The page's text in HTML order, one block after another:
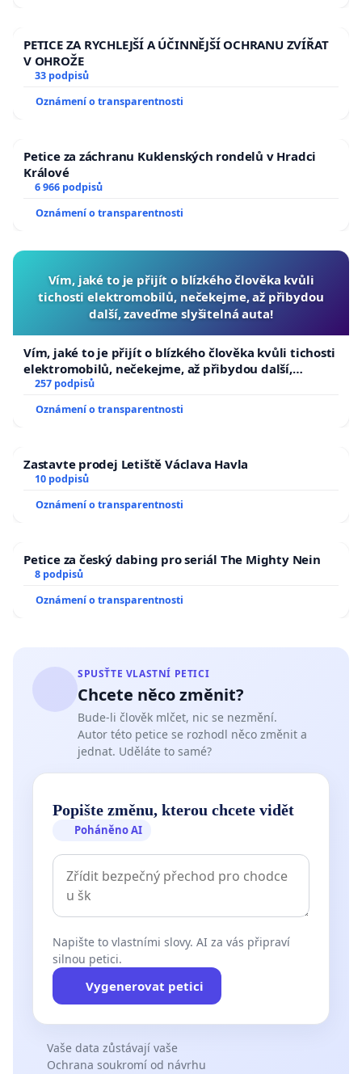
PETICE ZA RYCHLEJŠÍ A ÚČINNĚJŠÍ OCHRANU ZVÍŘAT
V OHROŽE
33 podpisů
Oznámení o transparentnosti
Petice za záchranu Kuklenských rondelů v Hradci
Králové
6 966 podpisů
Oznámení o transparentnosti
Vím, jaké to je přijít o blízkého člověka kvůli
tichosti elektromobilů, nečekejme, až přibydou
další, zaveďme slyšitelná auta!
Vím, jaké to je přijít o blízkého člověka kvůli tichosti
elektromobilů, nečekejme, až přibydou další,
zaveďme slyšitelná auta!
257 podpisů
Oznámení o transparentnosti
Zastavte prodej Letiště Václava Havla
10 podpisů
Oznámení o transparentnosti
Petice za český dabing pro seriál The Mighty Nein
8 podpisů
Oznámení o transparentnosti
SPUSŤTE VLASTNÍ PETICI
Chcete něco změnit?
Bude-li člověk mlčet, nic se nezmění.
Autor této petice se rozhodl něco změnit a
jednat. Uděláte to samé?
Popište změnu, kterou chcete vidět
Poháněno AI
Napište to vlastními slovy. AI za vás připraví
silnou petici.
Vygenerovat petici
Vaše data zůstávají vaše
Ochrana soukromí od návrhu